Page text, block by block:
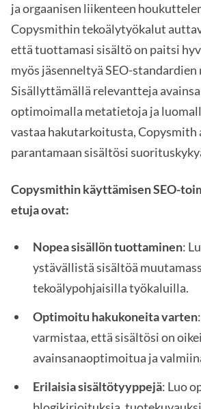
ja orgaanisen liikenteen
Copysmithin tekoälytyökalut
että tuottamasi sisältö on paitsi
myös jäsenneltyä SEO-standardien
Sisällyttämällä relevantteja
optimoimalla metatietoja ja
vastaa hakutarkoitusta, Copysmith
parantamaan sisältösi
Copysmithin käyttämisen SEO-
etuja ovat:
Nopea sisällön tuottaminen:
ystävällistä sisältöä
tekoälypohjaisilla työkaluilla.
Optimoitu hakukoneita varten
varmistaa, että sisältösi on
avainsanaoptimoitua ja
Erilaisia sisältötyyppejä: Luo